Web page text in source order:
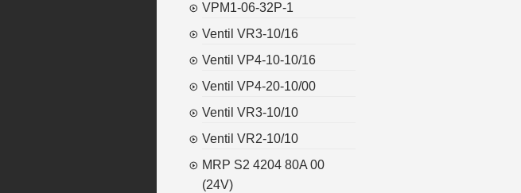
VPM1-06-32P-1
Ventil VR3-10/16
Ventil VP4-10-10/16
Ventil VP4-20-10/00
Ventil VR3-10/10
Ventil VR2-10/10
MRP S2 4204 80A 00
(24V)